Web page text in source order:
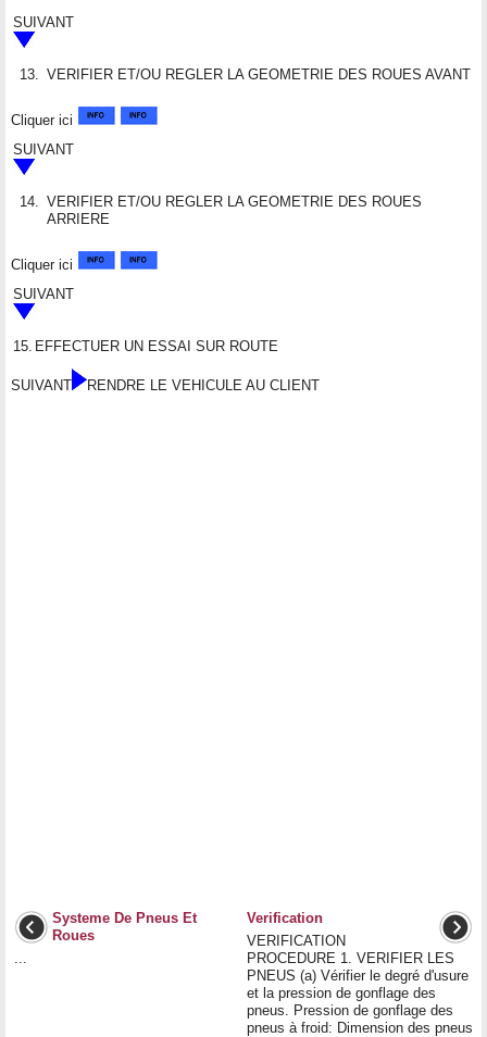
SUIVANT
13. VERIFIER ET/OU REGLER LA GEOMETRIE DES ROUES AVANT
Cliquer ici
SUIVANT
14.
VERIFIER ET/OU REGLER LA GEOMETRIE DES ROUES
ARRIERE
Cliquer ici
SUIVANT
15. EFFECTUER UN ESSAI SUR ROUTE
SUIVANT RENDRE LE VEHICULE AU CLIENT
Systeme De Pneus Et
Roues
Verification
VERIFICATION
PROCEDURE 1. VERIFIER LES
PNEUS (a) Vérifier le degré d'usure
et la pression de gonflage des
pneus. Pression de gonflage des
pneus à froid: Dimension des pneus